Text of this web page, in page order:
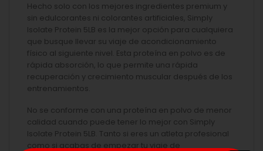
Hecho solo con los mejores ingredientes premium y
sin edulcorantes ni colorantes artificiales, Simply
Isolate Protein 5LB es la mejor opción para cualquiera
que busque llevar su viaje de acondicionamiento
físico al siguiente nivel. Esta proteína en polvo es de
rápida absorción, lo que permite una rápida
recuperación y crecimiento muscular después de los
entrenamientos.
No se conforme con una proteína en polvo de menor
calidad cuando puede tener lo mejor con Simply
Isolate Protein 5LB. Tanto si eres un atleta profesional
como si acabas de empezar tu viaje de